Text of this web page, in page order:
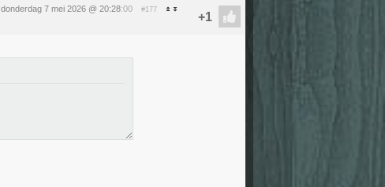
donderdag 7 mei 2026 @ 20:28:00 #177